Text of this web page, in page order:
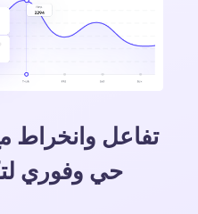
تفاعل وانخراط
حي وفوري